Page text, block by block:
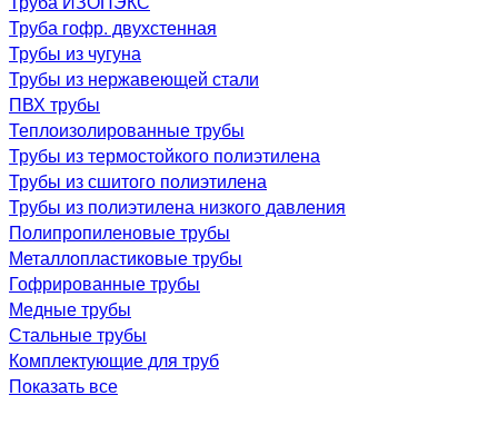
Труба гофр. двухстенная
Трубы из чугуна
Трубы из нержавеющей стали
ПВХ трубы
Теплоизолированные трубы
Трубы из термостойкого полиэтилена
Трубы из сшитого полиэтилена
Трубы из полиэтилена низкого давления
Полипропиленовые трубы
Металлопластиковые трубы
Гофрированные трубы
Медные трубы
Стальные трубы
Комплектующие для труб
Показать все